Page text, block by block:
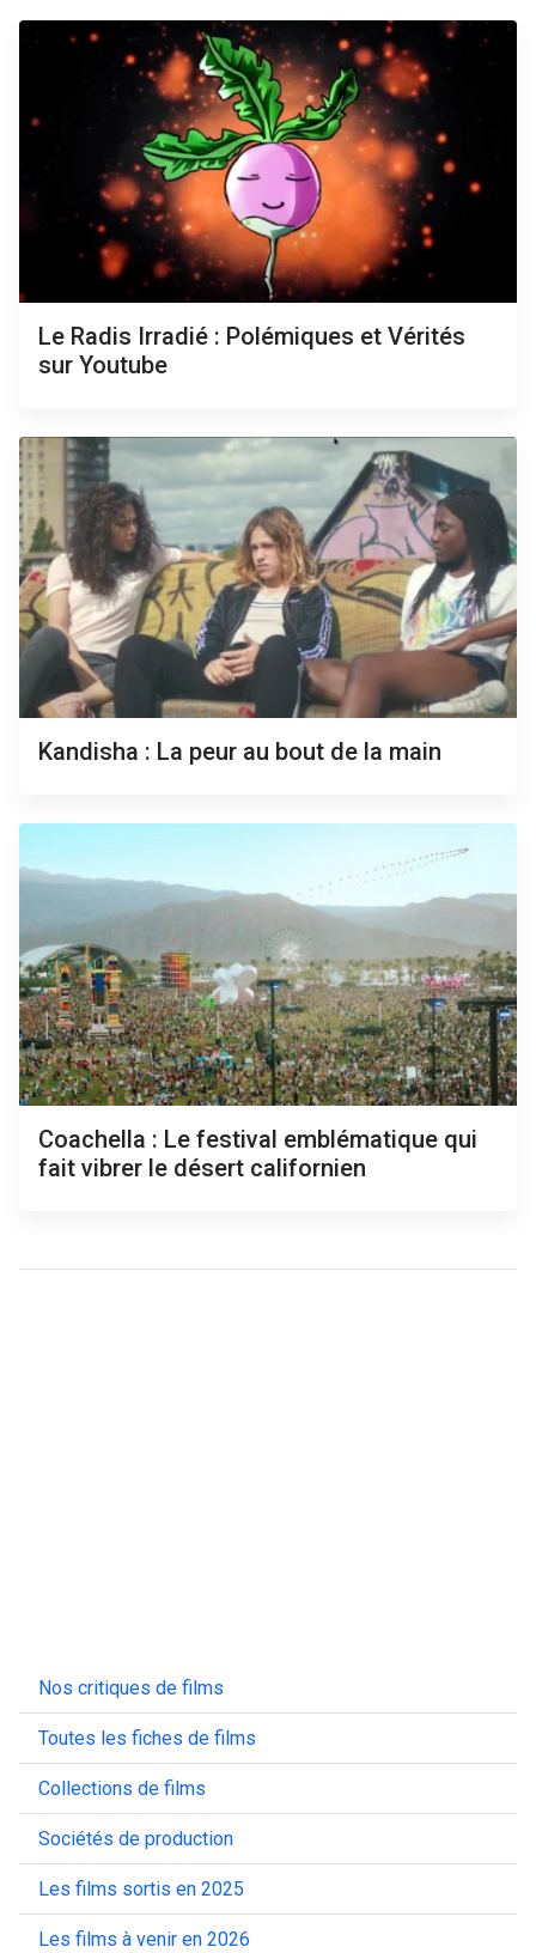
Le Radis Irradié : Polémiques et Vérités
sur Youtube
Kandisha : La peur au bout de la main
Coachella : Le festival emblématique qui
fait vibrer le désert californien
Nos critiques de films
Toutes les fiches de films
Collections de films
Sociétés de production
Les films sortis en 2025
Les films à venir en 2026